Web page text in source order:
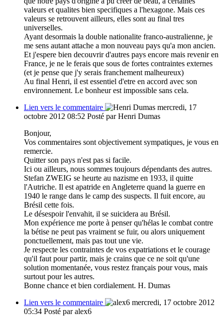
valeurs et qualites bien specifiques a l'hexagone. Mais ces
valeurs se retrouvent ailleurs, elles sont au final tres
universelles.
Ayant desormais la double nationalite franco-australienne, je
me sens autant attache a mon nouveau pays qu'a mon ancien.
Et j'espere bien decouvrir d'autres pays encore mais revenir en
France, je ne le ferais que sous de fortes contraintes externes
(et je pense que j'y serais franchement malheureux)
Au final Henri, il est essentiel d'etre en accord avec son
environnement. Le bonheur est impossible sans cela.
Lien vers le commentaire
mercredi, 17
octobre 2012 08:52 Posté par Henri Dumas
Bonjour,
Vos commentaires sont objectivement sympatiques, je vous en
remercie.
Quitter son pays n'est pas si facile.
Ici ou ailleurs, nous sommes toujours dépendants des autres.
Stefan ZWEIG se heurte au nazisme en 1933, il quitte
l'Autriche. Il est apatride en Angleterre quand la guerre en
1940 le range dans le camp des suspects. Il fuit encore, au
Brésil cette fois.
Le désespoir l'envahit, il se suicidera au Brésil.
Mon expérience me porte à penser qu'hélas le combat contre
la bétise ne peut pas vraiment se fuir, ou alors uniquement
ponctuellement, mais pas tout une vie.
Je respecte les contraintes de vos expatriations et le courage
qu'il faut pour partir, mais je crains que ce ne soit qu'une
solution momentanée, vous restez français pour vous, mais
surtout pour les autres.
Bonne chance et bien cordialement. H. Dumas
Lien vers le commentaire
mercredi, 17 octobre 2012
05:34 Posté par alex6